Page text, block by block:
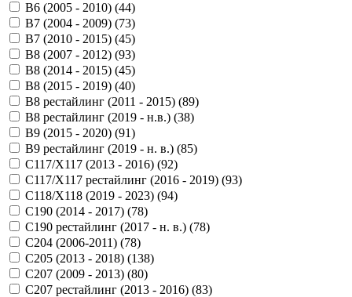
B6 (2005 - 2010) (44)
B7 (2004 - 2009) (73)
B7 (2010 - 2015) (45)
B8 (2007 - 2012) (93)
B8 (2014 - 2015) (45)
B8 (2015 - 2019) (40)
B8 рестайлинг (2011 - 2015) (89)
B8 рестайлинг (2019 - н.в.) (38)
B9 (2015 - 2020) (91)
B9 рестайлинг (2019 - н. в.) (85)
C117/X117 (2013 - 2016) (92)
C117/X117 рестайлинг (2016 - 2019) (93)
C118/X118 (2019 - 2023) (94)
C190 (2014 - 2017) (78)
C190 рестайлинг (2017 - н. в.) (78)
C204 (2006-2011) (78)
C205 (2013 - 2018) (138)
C207 (2009 - 2013) (80)
C207 рестайлинг (2013 - 2016) (83)